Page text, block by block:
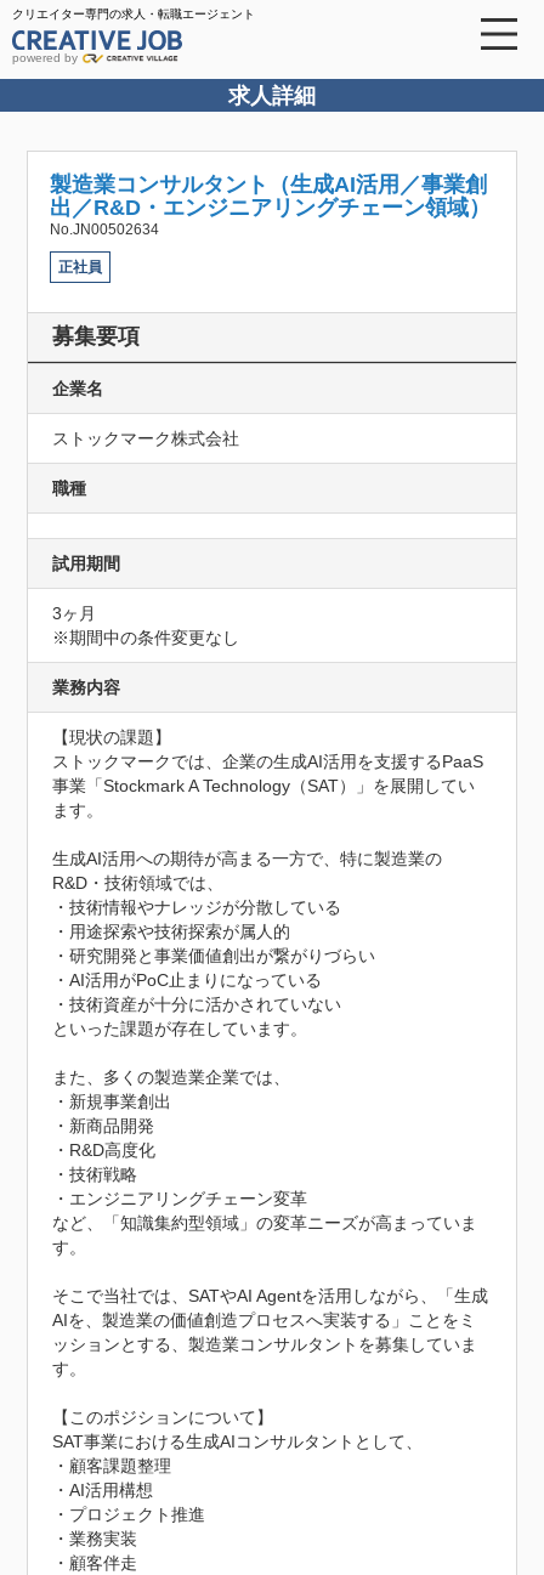
クリエイター専門の求人・転職エージェント
powered by
求人詳細
製造業コンサルタント（生成AI活用／事業創
出／R&D・エンジニアリングチェーン領域）
No.JN00502634
正社員
募集要項
企業名
ストックマーク株式会社
職種
試用期間
3ヶ月
※期間中の条件変更なし
業務内容
【現状の課題】
ストックマークでは、企業の生成AI活用を支援するPaaS
事業「Stockmark A Technology（SAT）」を展開してい
ます。
生成AI活用への期待が高まる一方で、特に製造業の
R&D・技術領域では、
・技術情報やナレッジが分散している
・用途探索や技術探索が属人的
・研究開発と事業価値創出が繋がりづらい
・AI活用がPoC止まりになっている
・技術資産が十分に活かされていない
といった課題が存在しています。
また、多くの製造業企業では、
・新規事業創出
・新商品開発
・R&D高度化
・技術戦略
・エンジニアリングチェーン変革
など、「知識集約型領域」の変革ニーズが高まっていま
す。
そこで当社では、SATやAI Agentを活用しながら、「生成
AIを、製造業の価値創造プロセスへ実装する」ことをミ
ッションとする、製造業コンサルタントを募集していま
す。
【このポジションについて】
SAT事業における生成AIコンサルタントとして、
・顧客課題整理
・AI活用構想
・プロジェクト推進
・業務実装
・顧客伴走